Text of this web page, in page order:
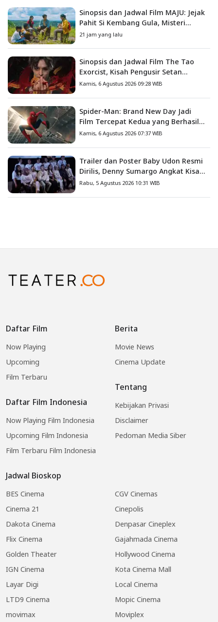
Sinopsis dan Jadwal Film MAJU: Jejak
Pahit Si Kembang Gula, Misteri
Hilangnya Bagas di Lokasi Jambore
21 jam yang lalu
Sinopsis dan Jadwal Film The Tao
Exorcist, Kisah Pengusir Setan
Melawan Kutukan Mematikan
Kamis, 6 Agustus 2026 09:28 WIB
Spider-Man: Brand New Day Jadi
Film Tercepat Kedua yang Berhasil
Tembus US$1 Miliar
Kamis, 6 Agustus 2026 07:37 WIB
Trailer dan Poster Baby Udon Resmi
Dirilis, Denny Sumargo Angkat Kisah
Nyata Fanny Kondoh
Rabu, 5 Agustus 2026 10:31 WIB
Daftar Film
Now Playing
Upcoming
Film Terbaru
Daftar Film Indonesia
Now Playing Film Indonesia
Upcoming Film Indonesia
Film Terbaru Film Indonesia
Jadwal Bioskop
BES Cinema
CGV Cinemas
Cinema 21
Cinepolis
Dakota Cinema
Denpasar Cineplex
Flix Cinema
Gajahmada Cinema
Golden Theater
Hollywood Cinema
IGN Cinema
Kota Cinema Mall
Layar Digi
Local Cinema
LTD9 Cinema
Mopic Cinema
movimax
Moviplex
Berita
Movie News
Cinema Update
Tentang
Kebijakan Privasi
Disclaimer
Pedoman Media Siber